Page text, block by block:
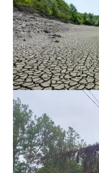
Днестр рекордно
экономить воду
29-07-2026 в 19:28